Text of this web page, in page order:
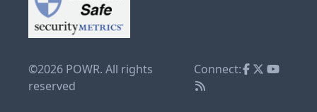
©2026 POWR. All rights
reserved
Connect: